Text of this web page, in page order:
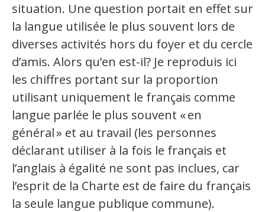
situation. Une question portait en effet sur
la langue utilisée le plus souvent lors de
diverses activités hors du foyer et du cercle
d’amis. Alors qu’en est-il? Je reproduis ici
les chiffres portant sur la proportion
utilisant uniquement le français comme
langue parlée le plus souvent «en
général» et au travail (les personnes
déclarant utiliser à la fois le français et
l’anglais à égalité ne sont pas inclues, car
l’esprit de la Charte est de faire du français
la seule langue publique commune).